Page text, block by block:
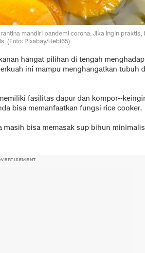
mandiri pandemi corona. Jika ingin
(Foto: Pixabay/Hebi65)
hangat pilihan di tengah
ini mampu menghangatkan tubuh
fasilitas dapur dan kompor--
bisa memanfaatkan fungsi rice cooker.
bisa memasak sup bihun